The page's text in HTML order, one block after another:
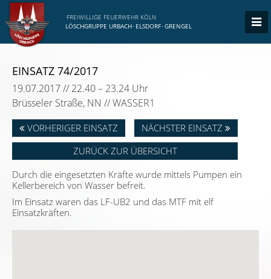
FREIWILLIGE FEUERWEHR KÖLN
LÖSCHGRUPPE URBACH· ELSDORF· GRENGEL
EINSATZ 74/2017
19.07.2017 // 22.40 – 23.24 Uhr
Brüsseler Straße, NN // WASSER1
VORHERIGER EINSATZ
NÄCHSTER EINSATZ
ZURÜCK ZUR ÜBERSICHT
Durch die eingesetzten Kräfte wurde mittels Pumpen ein
Kellerbereich von Wasser befreit.
Im Einsatz waren das LF-UB2 und das MTF mit elf
Einsatzkräften.